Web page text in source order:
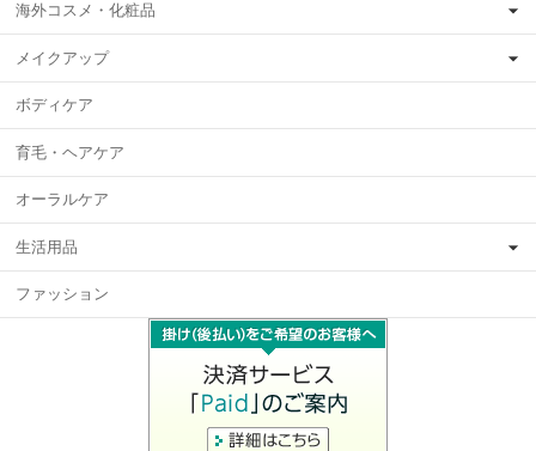
海外コスメ・化粧品
メイクアップ
ボディケア
育毛・ヘアケア
オーラルケア
生活用品
ファッション